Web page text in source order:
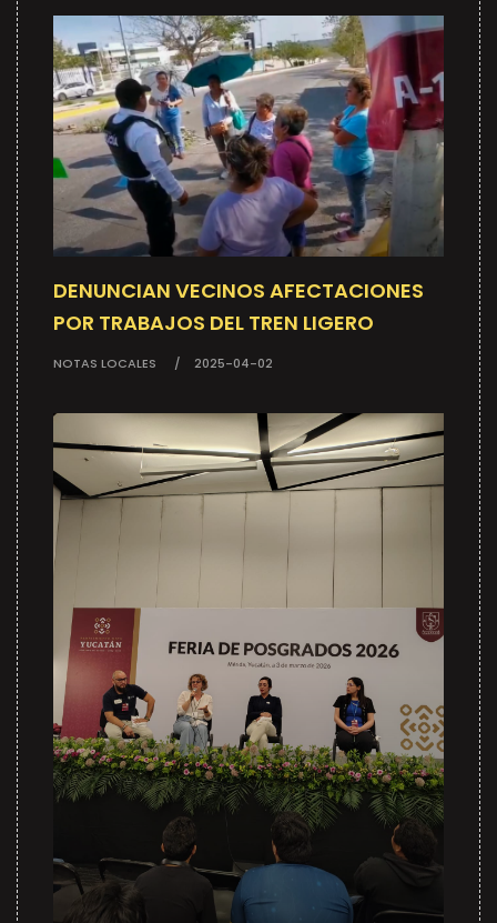
DENUNCIAN VECINOS AFECTACIONES
POR TRABAJOS DEL TREN LIGERO
NOTAS LOCALES 2025-04-02